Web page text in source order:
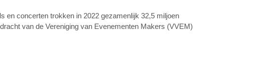
en concerten trokken in 2022 gezamenlijk 32,5 miljoen
van de Vereniging van Evenementen Makers (VVEM)